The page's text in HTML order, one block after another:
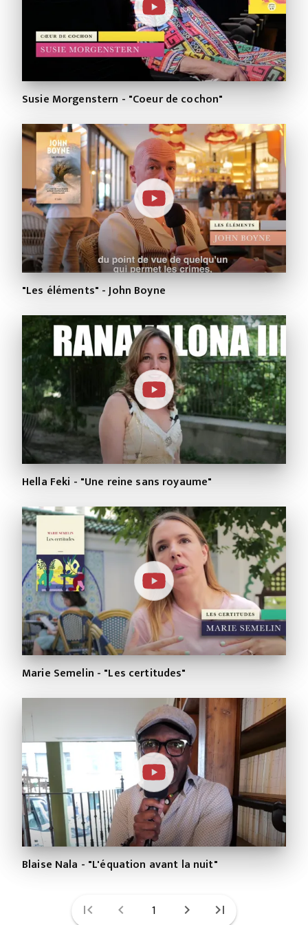
Susie Morgenstern - "Coeur de cochon"
"Les éléments" - John Boyne
Hella Feki - "Une reine sans royaume"
Marie Semelin - "Les certitudes"
Blaise Nala - "L'équation avant la nuit"
first_page chevron_left 1 chevron_right last_page